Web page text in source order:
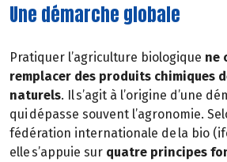
Une démarche globale
Pratiquer l’agriculture biologique ne
remplacer des produits chimiques
naturels. Il s’agit à l’origine d’une
qui dépasse souvent l’agronomie.
fédération internationale de la bio
elle s’appuie sur quatre principes